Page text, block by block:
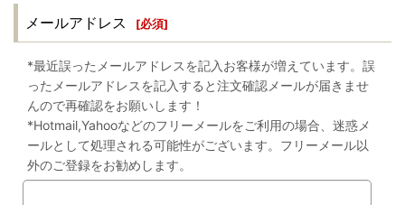
メールアドレス [必須]
*最近誤ったメールアドレスを記入お客様が増えています。誤
ったメールアドレスを記入すると注文確認メールが届きませ
んので再確認をお願いします！
*Hotmail,Yahooなどのフリーメールをご利用の場合、迷惑メ
ールとして処理される可能性がございます。フリーメール以
外のご登録をお勧めします。